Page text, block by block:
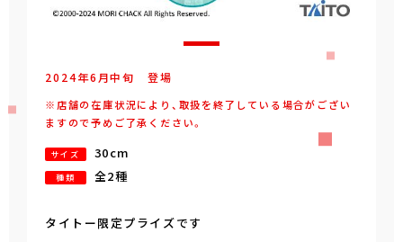
2024年6 月中旬 登場
※店舗の在庫状況により、取扱を終了している場合がござい
ますので予めご了承ください。
サイズ 30cm
種類 全2種
タイトー限定プライズです